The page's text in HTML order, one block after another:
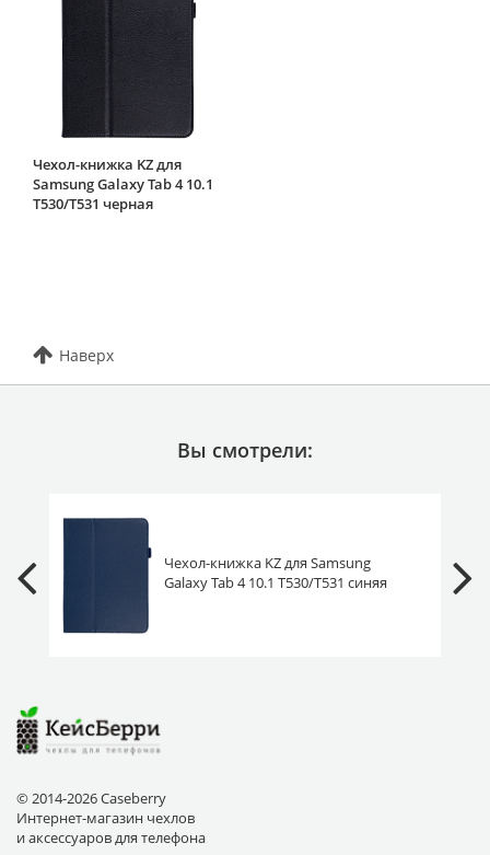
Чехол-книжка KZ для
Samsung Galaxy Tab 4 10.1
T530/T531 черная
Наверх
Вы смотрели:
Чехол-книжка KZ для Samsung
Galaxy Tab 4 10.1 T530/T531 синяя
© 2014-2026 Caseberry
Интернет-магазин чехлов
и аксессуаров для телефона